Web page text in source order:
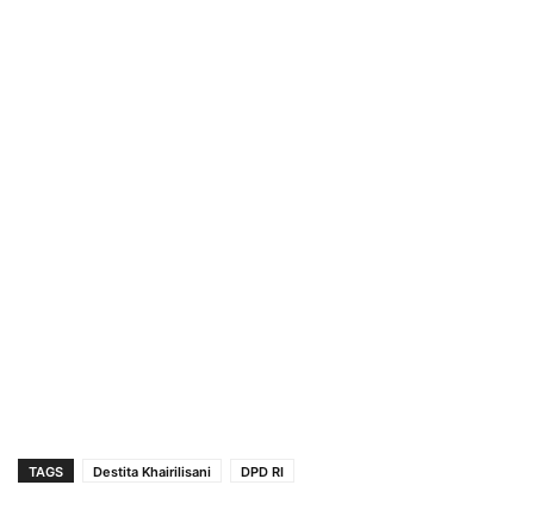
TAGS Destita Khairilisani DPD RI